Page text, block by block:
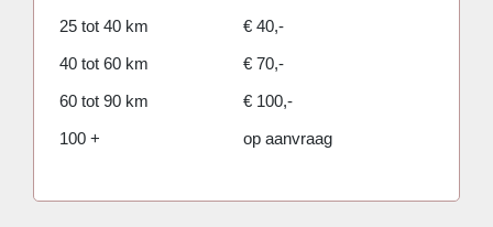
25 tot 40 km
€ 40,-
40 tot 60 km
€ 70,-
60 tot 90 km
€ 100,-
100 +
op aanvraag